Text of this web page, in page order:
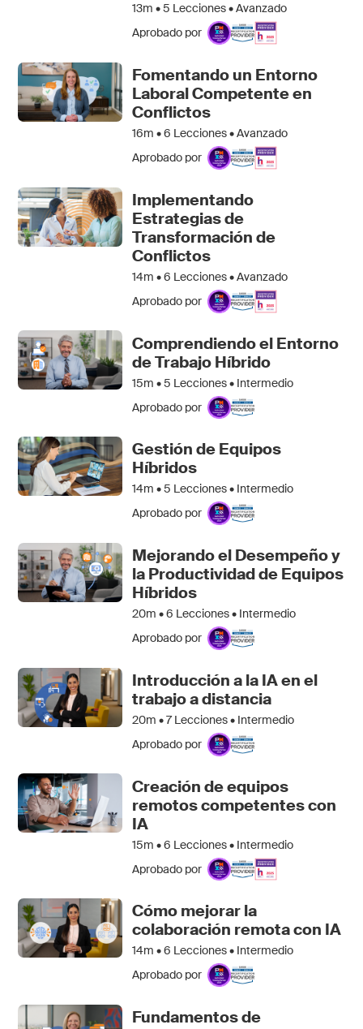
13m •5 Lecciones • Avanzado
Aprobado por
Fomentando un Entorno
Laboral Competente en
Conflictos
16m •6 Lecciones • Avanzado
Aprobado por
Implementando
Estrategias de
Transformación de
Conflictos
14m •6 Lecciones • Avanzado
Aprobado por
Comprendiendo el Entorno
de Trabajo Híbrido
15m •5 Lecciones • Intermedio
Aprobado por
Gestión de Equipos
Híbridos
14m •5 Lecciones • Intermedio
Aprobado por
Mejorando el Desempeño y
la Productividad de Equipos
Híbridos
20m •6 Lecciones • Intermedio
Aprobado por
Introducción a la IA en el
trabajo a distancia
20m •7Lecciones • Intermedio
Aprobado por
Creación de equipos
remotos competentes con
IA
15m •6 Lecciones • Intermedio
Aprobado por
Cómo mejorar la
colaboración remota con IA
14m •6 Lecciones • Intermedio
Aprobado por
Fundamentos de